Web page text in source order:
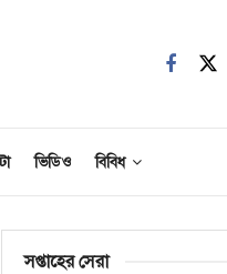
ভিডিও বিবিধ
সপ্তাহের সেরা